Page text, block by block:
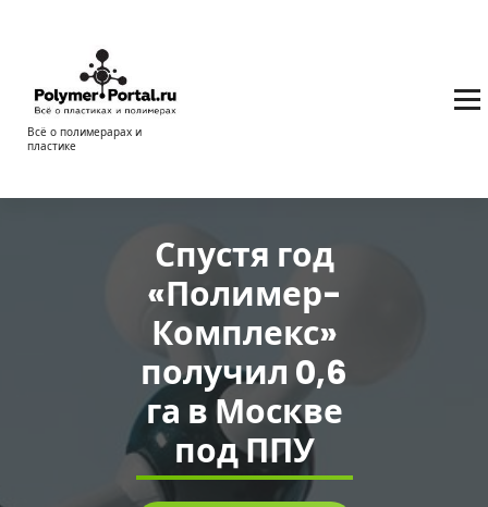
содержимому
Всё о полимерарах и
пластике
Спустя год
«Полимер-
Комплекс»
получил 0,6
га в Москве
под ППУ